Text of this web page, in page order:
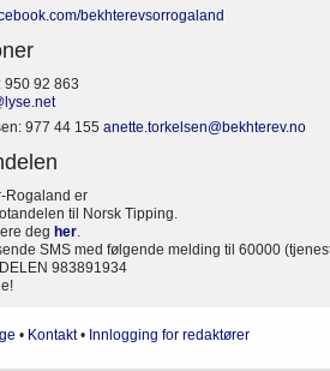
bekhterevsorrogaland
950 92 863
977 44 155 anette.torkelsen@bekhterev.no
Rogaland er
til Norsk Tipping.
deg her.
SMS med følgende melding til 60000
983891934
• Kontakt• Innlogging for redaktører